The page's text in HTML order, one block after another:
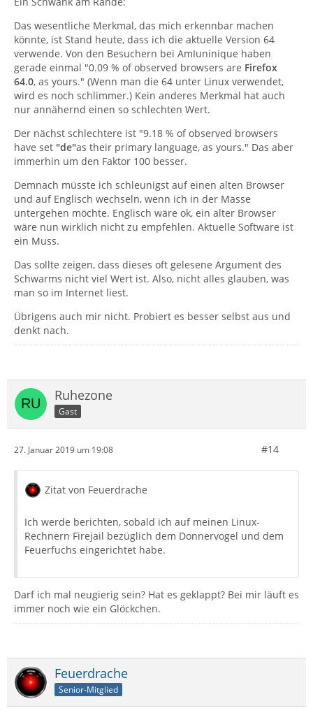
Das wesentliche Merkmal, das mich erkennbar machen
könnte, ist Stand heute, dass ich die aktuelle Version 64
verwende. Von den Besuchern bei AmIuninique haben
gerade einmal "0.09 % of observed browsers are Firefox
64.0, as yours." (Wenn man die 64 unter Linux verwendet,
wird es noch schlimmer.) Kein anderes Merkmal hat auch
nur annähernd einen so schlechten Wert.
Der nächst schlechtere ist "9.18 % of observed browsers
have set "de"as their primary language, as yours." Das aber
immerhin um den Faktor 100 besser.
Demnach müsste ich schleunigst auf einen alten Browser
und auf Englisch wechseln, wenn ich in der Masse
untergehen möchte. Englisch wäre ok, ein alter Browser
wäre nun wirklich nicht zu empfehlen. Aktuelle Software ist
ein Muss.
Das sollte zeigen, dass dieses oft gelesene Argument des
Schwarms nicht viel Wert ist. Also, nicht alles glauben, was
man so im Internet liest.
Übrigens auch mir nicht. Probiert es besser selbst aus und
denkt nach.
Ruhezone
Gast
27. Januar 2019 um 19:08 #14
Zitat von Feuerdrache
Ich werde berichten, sobald ich auf meinen Linux-
Rechnern Firejail bezüglich dem Donnervogel und dem
Feuerfuchs eingerichtet habe.
Darf ich mal neugierig sein? Hat es geklappt? Bei mir läuft es
immer noch wie ein Glöckchen.
Feuerdrache
Senior-Mitglied